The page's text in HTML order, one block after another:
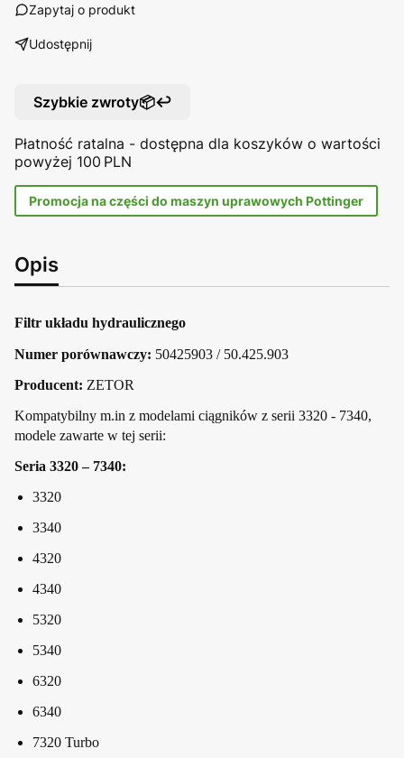
Zapytaj o produkt
Udostępnij
Szybkie zwroty📦↩️
Płatność ratalna - dostępna dla koszyków o wartości
powyżej 100 PLN
Promocja na części do maszyn uprawowych Pottinger
Opis
Filtr układu hydraulicznego
Numer porównawczy: 50425903 / 50.425.903
Producent: ZETOR
Kompatybilny m.in z modelami ciągników z serii 3320 - 7340,
modele zawarte w tej serii:
Seria 3320 – 7340:
3320
3340
4320
4340
5320
5340
6320
6340
7320 Turbo